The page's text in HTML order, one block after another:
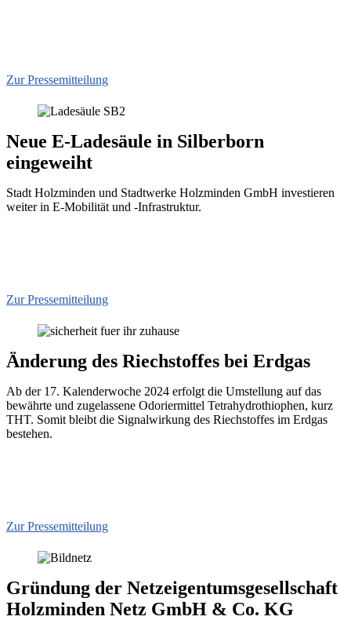
Zur Pressemitteilung
Neue E-Ladesäule in Silberborn
eingeweiht
Stadt Holzminden und Stadtwerke Holzminden GmbH investieren
weiter in E-Mobilität und -Infrastruktur.
Zur Pressemitteilung
Änderung des Riechstoffes bei Erdgas
Ab der 17. Kalenderwoche 2024 erfolgt die Umstellung auf das
bewährte und zugelassene Odoriermittel Tetrahydrothiophen, kurz
THT. Somit bleibt die Signalwirkung des Riechstoffes im Erdgas
bestehen.
Zur Pressemitteilung
Gründung der Netzeigentumsgesellschaft
Holzminden Netz GmbH & Co. KG